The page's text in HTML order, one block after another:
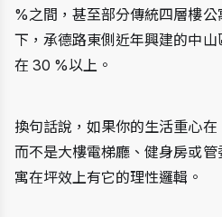
%之間，甚至部分傳統四層樓
下，承德路東側近年興建的中
在 30 %以上。
換句話說，如果你的生活重心在
而不是大樓電梯廳、健身房或
寓在坪效上有它的理性邏輯。